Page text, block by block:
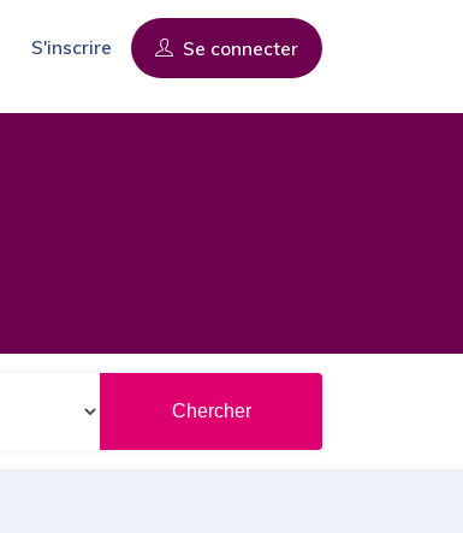
S'inscrire Se connecter
Chercher